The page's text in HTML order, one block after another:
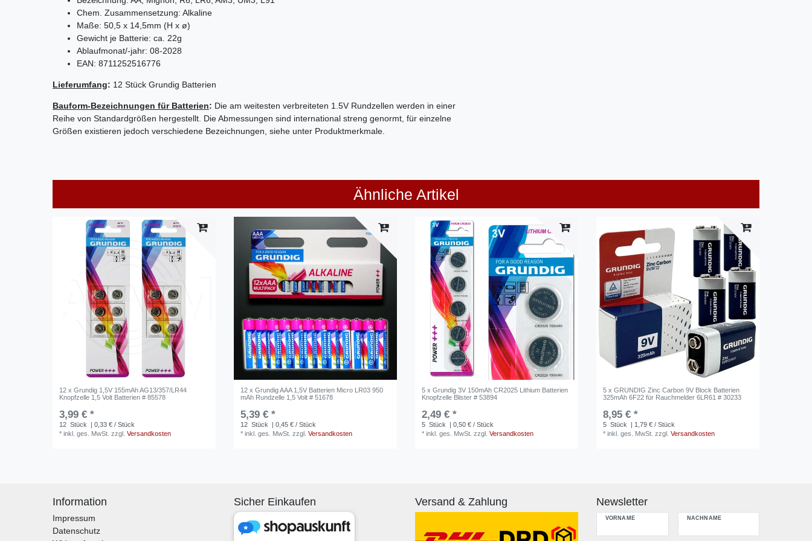
Chem. Zusammensetzung: Alkaline
Maße: 50,5 x 14,5mm (H x ø)
Gewicht je Batterie: ca. 22g
Ablaufmonat/-jahr: 08-2028
EAN: 8711252516776
Lieferumfang: 12 Stück Grundig Batterien
Bauform-Bezeichnungen für Batterien: Die am weitesten verbreiteten 1.5V Rundzellen werden in einer
Reihe von Standardgrößen hergestellt. Die Abmessungen sind international streng genormt, für einzelne
Größen existieren jedoch verschiedene Bezeichnungen, siehe unter Produktmerkmale.
Ähnliche Artikel
12 x Grundig 1,5V 155mAh AG13/357/LR44
Knopfzelle 1,5 Volt Batterien # 85578
3,99 € *
12 Stück
| 0,33 € / Stück
*inkl. ges. MwSt. zzgl.Versandkosten
12 x Grundig AAA 1,5V Batterien Micro LR03 950
mAh Rundzelle 1,5 Volt # 51678
5,39 € *
12 Stück
| 0,45 € / Stück
*inkl. ges. MwSt. zzgl.Versandkosten
5 x Grundig 3V 150mAh CR2025 Lithium Batterien
Knopfzelle Blister # 53894
2,49 € *
5 Stück
| 0,50 € / Stück
*inkl. ges. MwSt. zzgl.Versandkosten
5 x GRUNDIG Zinc Carbon 9V Block Batterien
325mAh 6F22 für Rauchmelder 6LR61 # 30233
8,95 € *
5 Stück
| 1,79 € / Stück
*inkl. ges. MwSt. zzgl.Versandkosten
Information
Impressum
Datenschutz
Sicher Einkaufen Versand & Zahlung Newsletter
VORNAME NACHNAME